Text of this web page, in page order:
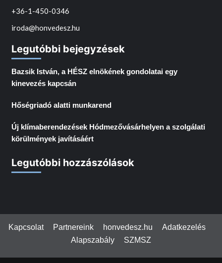
+36-1-450-0346
iroda@honvedesz.hu
Legutóbbi bejegyzések
Bazsik István, a HÉSZ elnökének gondolatai egy
kinevezés kapcsán
Hőségriadó alatti munkarend
Új klímaberendezések Hódmezővásárhelyen a szolgálati
körülmények javításáért
Legutóbbi hozzászólások
Kapcsolat Partnereink honvedesz.hu
Adatkezelés
Alapszabály
SZMSZ